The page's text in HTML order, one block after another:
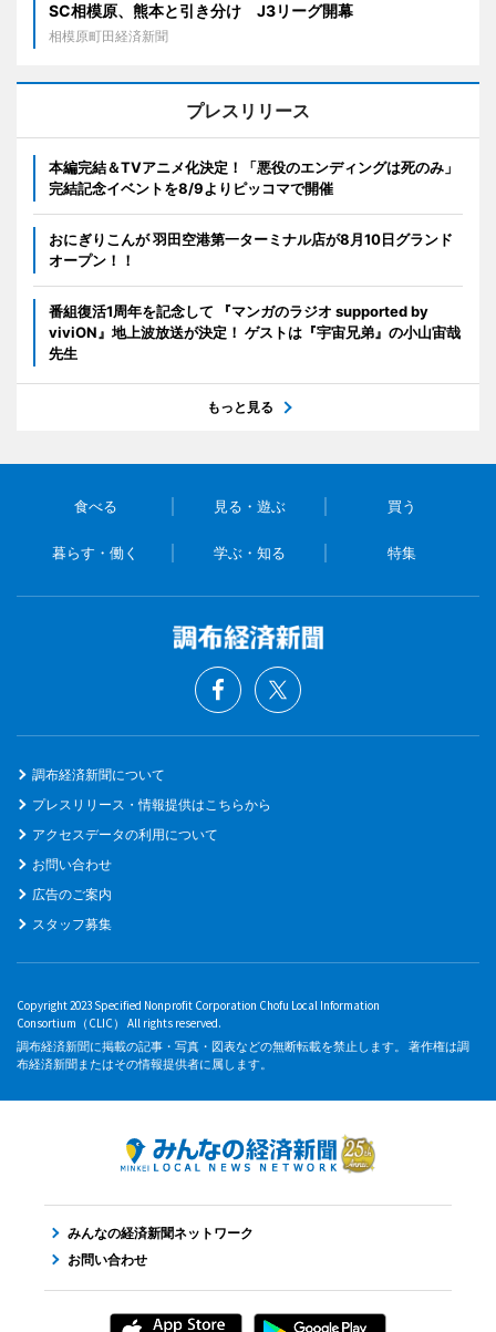
SC相模原、熊本と引き分け J3リーグ開幕
相模原町田経済新聞
プレスリリース
本編完結＆TVアニメ化決定！「悪役のエンディングは死のみ」
完結記念イベントを8/9よりピッコマで開催
おにぎりこんが 羽田空港第一ターミナル店が8月10日グランド
オープン！！
番組復活1周年を記念して 『マンガのラジオ supported by
viviON』地上波放送が決定！ ゲストは『宇宙兄弟』の小山宙哉
先生
もっと見る
食べる 見る・遊ぶ 買う
暮らす・働く 学ぶ・知る 特集
調布経済新聞について
プレスリリース・情報提供はこちらから
アクセスデータの利用について
お問い合わせ
広告のご案内
スタッフ募集
Copyright 2023 Specified Nonprofit Corporation Chofu Local Information
Consortium（CLIC） All rights reserved.
調布経済新聞に掲載の記事・写真・図表などの無断転載を禁止します。 著作権は調
布経済新聞またはその情報提供者に属します。
みんなの経済新聞ネットワーク
お問い合わせ